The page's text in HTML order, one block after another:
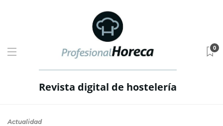
Revista digital de hostelería
0
Actualidad